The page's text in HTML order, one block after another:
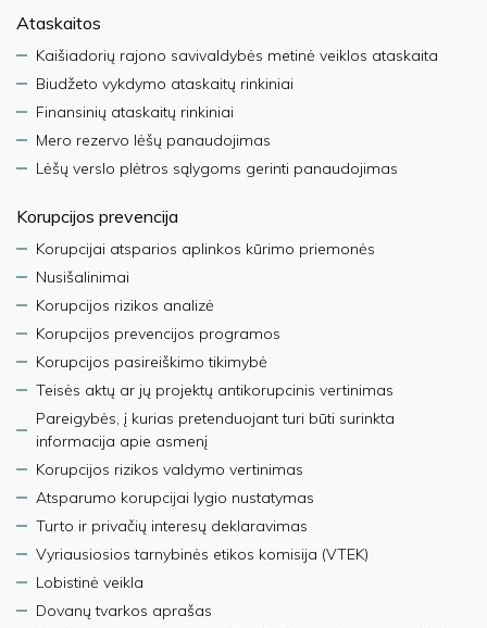
Ataskaitos
Kaišiadorių rajono savivaldybės metinė veiklos ataskaita
Biudžeto vykdymo ataskaitų rinkiniai
Finansinių ataskaitų rinkiniai
Mero rezervo lėšų panaudojimas
Lėšų verslo plėtros sąlygoms gerinti panaudojimas
Korupcijos prevencija
Korupcijai atsparios aplinkos kūrimo priemonės
Nusišalinimai
Korupcijos rizikos analizė
Korupcijos prevencijos programos
Korupcijos pasireiškimo tikimybė
Teisės aktų ar jų projektų antikorupcinis vertinimas
Pareigybės, į kurias pretenduojant turi būti surinkta
informacija apie asmenį
Korupcijos rizikos valdymo vertinimas
Atsparumo korupcijai lygio nustatymas
Turto ir privačių interesų deklaravimas
Vyriausiosios tarnybinės etikos komisija (VTEK)
Lobistinė veikla
Dovanų tvarkos aprašas